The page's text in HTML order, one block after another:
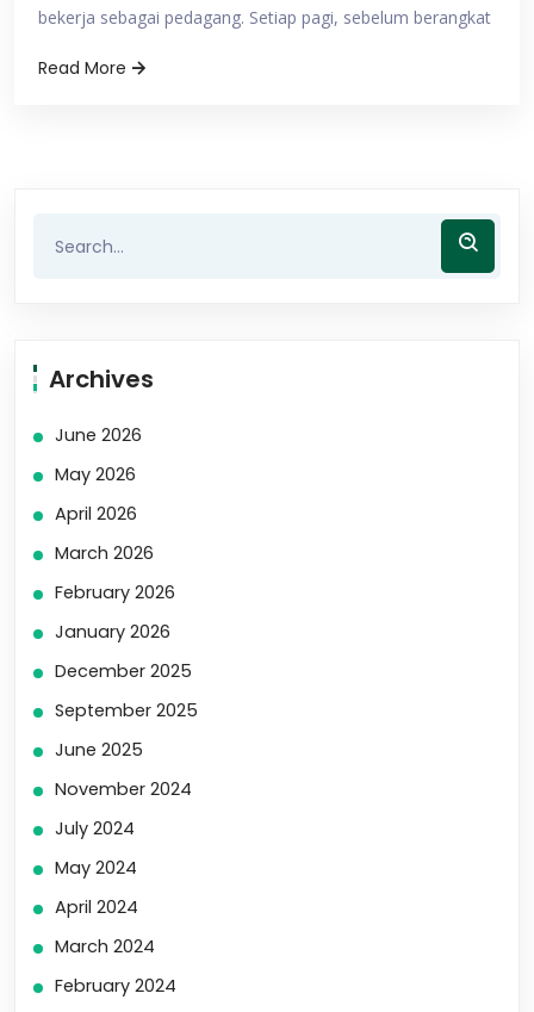
bekerja sebagai pedagang. Setiap pagi, sebelum berangkat
Read More
Archives
June 2026
May 2026
April 2026
March 2026
February 2026
January 2026
December 2025
September 2025
June 2025
November 2024
July 2024
May 2024
April 2024
March 2024
February 2024